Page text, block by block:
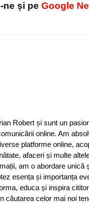
ne și pe Google
Robert și sunt un
online. Am
platforme online,
afaceri și multe
am o abordare unică
esența și importanța
educa și inspira
căutarea celor mai noi